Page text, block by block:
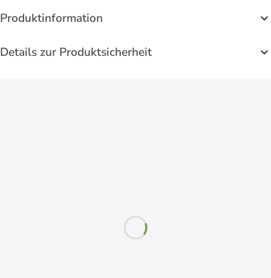
Produktinformation
Details zur Produktsicherheit